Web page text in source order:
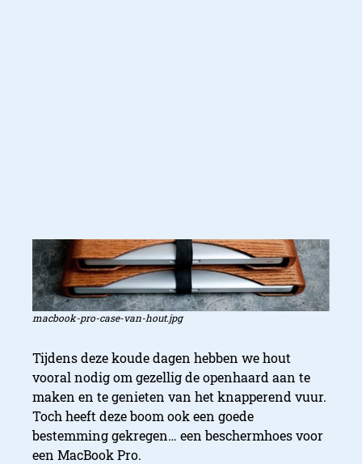
macbook-pro-case-van-hout.jpg
Tijdens deze koude dagen hebben we hout
vooral nodig om gezellig de openhaard aan te
maken en te genieten van het knapperend vuur.
Toch heeft deze boom ook een goede
bestemming gekregen… een beschermhoes voor
een MacBook Pro.